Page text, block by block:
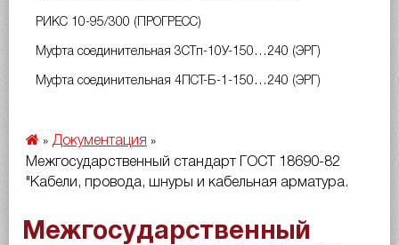
РИКС 10-95/300 (ПРОГРЕСС)
Муфта соединительная 3СТп-10У-150…240 (ЭРГ)
Муфта соединительная 4ПСТ-Б-1-150…240 (ЭРГ)
» Документация »
Межгосударственный стандарт ГОСТ 18690-82
"Кабели, провода, шнуры и кабельная арматура.
Межгосударственный